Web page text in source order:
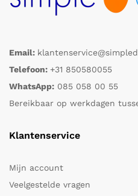
Email:
Telefoon: +31 850580055
WhatsApp: 085 058 00 55
Bereikbaar op werkdagen
Klantenservice
Mijn account
Veelgestelde vragen